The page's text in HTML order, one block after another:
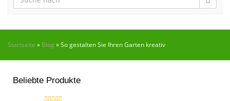
Startseite » Blog»So gestalten Sie Ihren Garten kreativ
Beliebte Produkte